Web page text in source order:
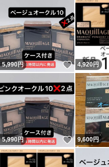
5,990円 いいね！
4,920円
5,990円 いいね！
9,600円